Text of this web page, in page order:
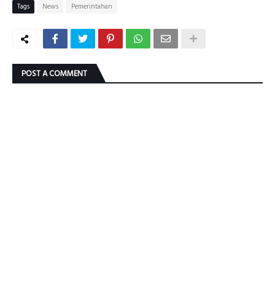
Tags News Pemerintahan
POST A COMMENT